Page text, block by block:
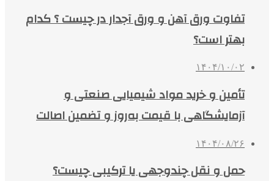
تفاوت ورق آهن و ورق آجدار در چیست ؟ کدام
بهتر است؟
۱۴۰۴/۱۰/۰۲
تأمین و خرید مواد شیمیایی صنعتی و
آزمایشگاهی با قیمت به‌روز و تضمین اصالت
۱۴۰۴/۰۸/۲۶
حمل و نقل چندوجهی یا ترکیبی چیست؟